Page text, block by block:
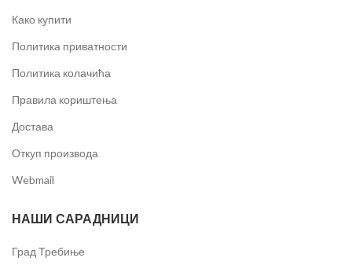
Како купити
Политика приватности
Политика колачића
Правила кориштења
Достава
Откуп производа
Webmail
НАШИ САРАДНИЦИ
Град Требиње